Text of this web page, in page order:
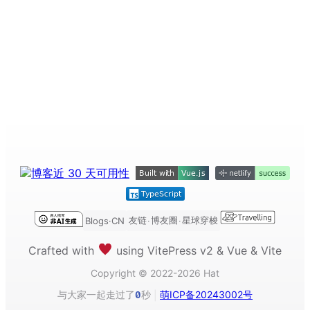
Blogs·CN 友链·博友圈·星球穿梭
Crafted with using VitePress v2 & Vue & Vite
Copyright © 2022-2026 Hat
与大家一起走过了0秒 萌ICP备20243002号